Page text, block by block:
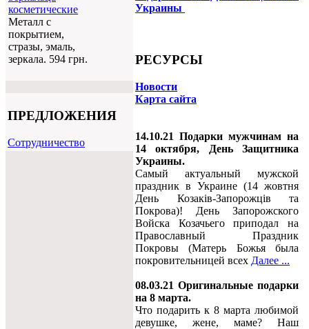
косметические
Металл с
покрытием,
стразы, эмаль,
зеркала. 594 грн.
ПРЕДЛОЖЕНИЯ
Cотрудничество
Украины
РЕСУРСЫ
Новости
Карта сайта
14.10.21 Подарки мужчинам на
14 октября, День Защитника
Украины.
Самый актуальный мужской
праздник в Украине (14 жовтня
День Козаків-Запорожців та
Покрова)! День Запорожского
Войска Козачьего приподал на
Православный Праздник
Покровы (Матерь Божья была
покровительницей всех Далее ...
08.03.21 Оригинальные подарки
на 8 марта.
Что подарить к 8 марта любимой
девушке, жене, маме? Наш